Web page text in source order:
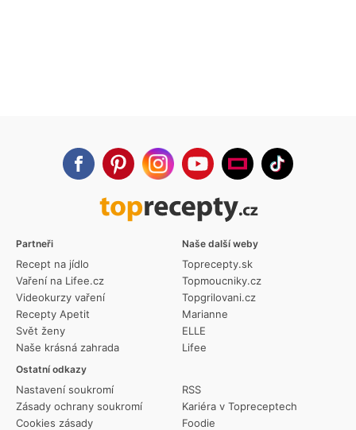
Partneři
Recept na jídlo
Vaření na Lifee.cz
Videokurzy vaření
Recepty Apetit
Svět ženy
Naše krásná zahrada
Ostatní odkazy
Nastavení soukromí
Zásady ochrany soukromí
Cookies zásady
RSS
Kariéra v Topreceptech
Foodie
Naše další weby
Toprecepty.sk
Topmoucniky.cz
Topgrilovani.cz
Marianne
ELLE
Lifee